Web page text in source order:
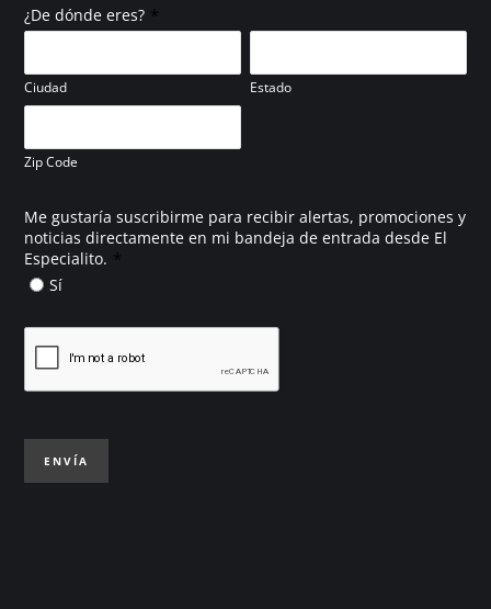
¿De dónde eres? *
Ciudad Estado
Zip Code
Me gustaría suscribirme para recibir alertas, promociones y
noticias directamente en mi bandeja de entrada desde El
Especialito. *
Sí
ENVÍA